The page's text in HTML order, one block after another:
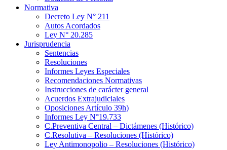
Normativa
Decreto Ley N° 211
Autos Acordados
Ley N° 20.285
Jurisprudencia
Sentencias
Resoluciones
Informes Leyes Especiales
Recomendaciones Normativas
Instrucciones de carácter general
Acuerdos Extrajudiciales
Oposiciones Artículo 39h)
Informes Ley N°19.733
C.Preventiva Central – Dictámenes (Histórico)
C.Resolutiva – Resoluciones (Histórico)
Ley Antimonopolio – Resoluciones (Histórico)